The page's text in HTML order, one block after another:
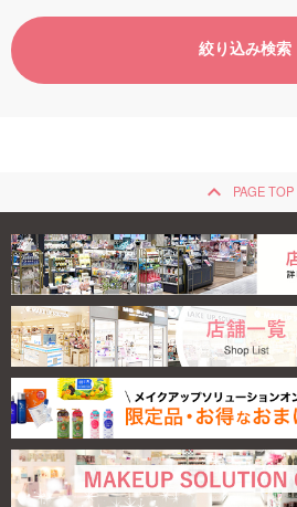
絞り込み検索
keyboard_arrow_up PAGE TOP